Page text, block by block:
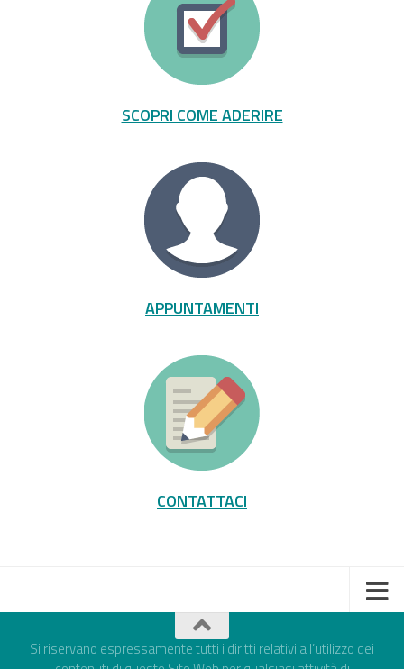
SCOPRI COME ADERIRE
APPUNTAMENTI
CONTATTACI
Si riservano espressamente tutti i diritti relativi all’utilizzo dei